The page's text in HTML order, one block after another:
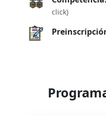
click)